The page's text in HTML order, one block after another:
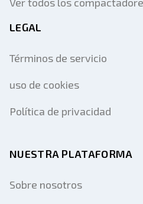
LEGAL
Términos de servicio
uso de cookies
Política de privacidad
NUESTRA PLATAFORMA
Sobre nosotros